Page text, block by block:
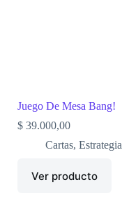
Juego De Mesa Bang!
$ 39.000,00
Cartas,Estrategia
Ver producto